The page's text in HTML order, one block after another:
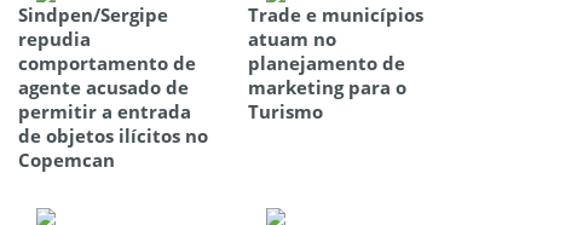
Sindpen/Sergipe
repudia
comportamento de
agente acusado de
permitir a entrada
de objetos ilícitos no
Copemcan
Trade e municípios
atuam no
planejamento de
marketing para o
Turismo